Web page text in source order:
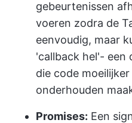
gebeurtenissen
voeren zodra de
eenvoudig, maar
'callback hel'- een
die code
onderhouden
Promises: Een